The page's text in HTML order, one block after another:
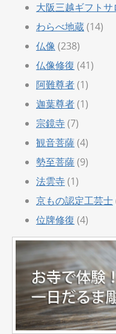
大阪三越ギフトサ
わらべ地蔵(14)
仏像 (238)
仏像修復 (41)
阿難尊者(1)
迦葉尊者(1)
宗鏡寺(7)
観音菩薩(4)
勢至菩薩(9)
法雲寺(1)
京もの認定工芸士
位牌修復 (4)